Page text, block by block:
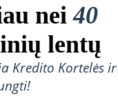
nei40
lentų
Kredito Kortelės ir